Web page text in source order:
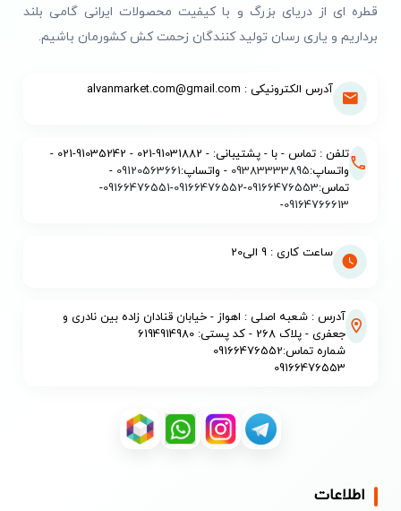
قطره ای از دریای بزرگ و با کیفیت محصولات ایرانی گامی بلند
برداریم و یاری رسان تولید کنندگان زحمت کش کشورمان باشیم.
آدرس الکترونیکی : alvanmarket.com@gmail.com
تلفن : تماس - با - پشتیبانی: - 91031882-021 - 91035242-021 -
واتساپ:09383333895 - واتساپ:09120563661
-
تماس:09166476553
-
09166476552
-
09166476551
-
09164766613
-
ساعت کاری : 9 الی20
آدرس : شعبه اصلی : اهواز - خیابان قنادان زاده بین نادری و
جعفری - پلاک 268 - کد پستی: 6194914980
شماره تماس:09166476552
09166476553
اطلاعات